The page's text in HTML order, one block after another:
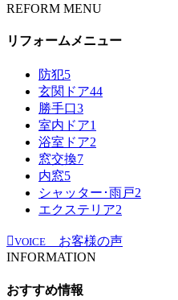
REFORM MENU
リフォームメニュー
防犯5
玄関ドア44
勝手口3
室内ドア1
浴室ドア2
窓交換7
内窓5
シャッター･雨戸2
エクステリア2
VOICE
お客様の声
INFORMATION
おすすめ情報